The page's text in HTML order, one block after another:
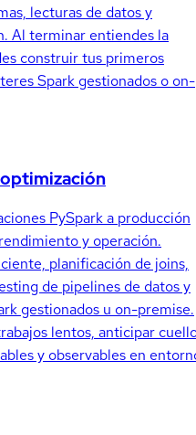
lecturas de datos y
Al terminar entiendes la
construir tus primeros
Spark gestionados o on-
PySpark a producción
y operación.
planificación de joins,
de pipelines de datos y
gestionados u on-premise.
lentos, anticipar
y observables en